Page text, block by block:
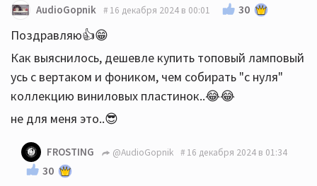
AudioGopnik 16 декабря 2024 в 00:01 30
Поздравляю👍😁
Как выяснилось, дешевле купить топовый ламповый
усь с вертаком и фоником, чем собирать "с нуля"
коллекцию виниловых пластинок..😂😂
не для меня это..😎
FROSTING @AudioGopnik 16 декабря 2024 в 01:34
30